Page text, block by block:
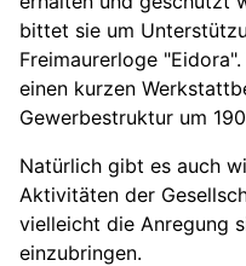
bittet sie um
Freimaurerloge
einen kurzen
Gewerbestruktur um
Natürlich gibt es auch
Aktivitäten der
vielleicht die Anregung
einzubringen.